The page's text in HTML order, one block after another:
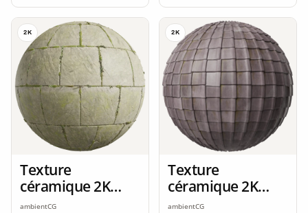
2K
Texture
céramique 2K
seamless
ambientCG
2K
Texture
céramique 2K
seamless
ambientCG